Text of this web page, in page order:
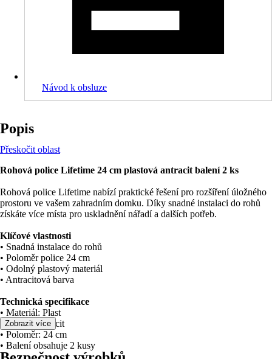
Návod k obsluze
Popis
Přeskočit oblast
Rohová police Lifetime 24 cm plastová antracit balení 2 ks
Rohová police Lifetime nabízí praktické řešení pro rozšíření úložného
prostoru ve vašem zahradním domku. Díky snadné instalaci do rohů
získáte více místa pro uskladnění nářadí a dalších potřeb.
Klíčové vlastnosti
• Snadná instalace do rohů
• Poloměr police 24 cm
• Odolný plastový materiál
• Antracitová barva
Technická specifikace
• Materiál: Plast
• Barva: Antracit
• Poloměr: 24 cm
• Balení obsahuje 2 kusy
Zobrazit více